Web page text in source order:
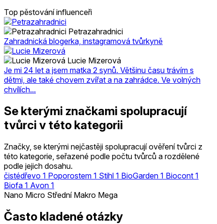
Top pěstování influenceři
Petrazahradnici
Zahradnická blogerka, instagramová tvůrkyně
Lucie Mizerová
Je mi 24 let a jsem matka 2 synů. Většinu času trávím s
dětmi, ale také chovem zvířat a na zahrádce. Ve volných
chvílích...
Se kterými značkami spolupracují
tvůrci v této kategorii
Značky, se kterými nejčastěji spolupracují ověření tvůrci z
této kategorie, seřazené podle počtu tvůrců a rozdělené
podle jejich dosahu.
čistédřevo 1 Poporostem 1 Stihl 1 BioGarden 1 Biocont 1
Biofa 1 Avon 1
Nano Micro Střední Makro Mega
Často kladené otázky